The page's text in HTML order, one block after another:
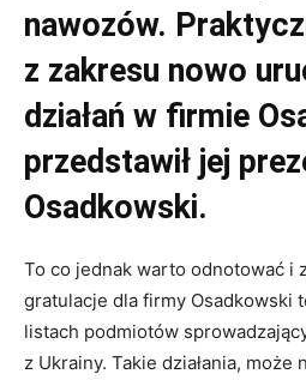
nawozów.
z zakresu nowo
działań w firmie
przedstawił jej
Osadkowski.
To co jednak warto odnotować i
gratulacje dla firmy Osadkowski
listach podmiotów
z Ukrainy. Takie działania, może